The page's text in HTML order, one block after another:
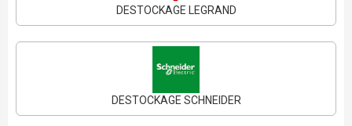
DESTOCKAGE LEGRAND
DESTOCKAGE SCHNEIDER